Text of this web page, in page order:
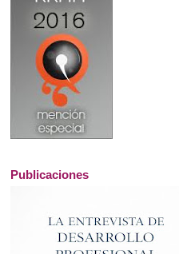
Publicaciones